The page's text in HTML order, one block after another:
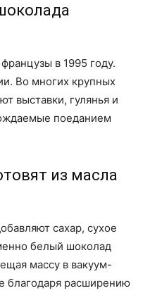
в 1995 году.
Во многих крупных
выставки, гулянья и
поеданием
из масла
сахар, сухое
белый шоколад
массу в вакуум-
благодаря расширению